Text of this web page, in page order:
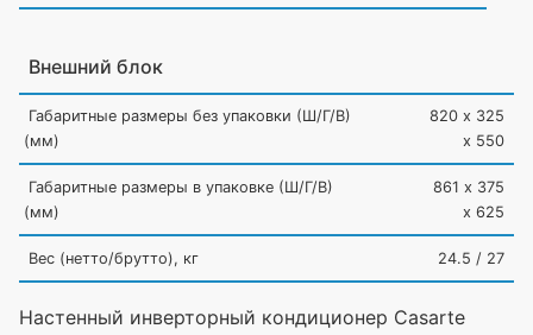
Внешний блок
Габаритные размеры без упаковки (Ш/Г/В)
(мм)
820 х 325
х 550
Габаритные размеры в упаковке (Ш/Г/В)
(мм)
861 х 375
х 625
Вес (нетто/брутто), кг 24.5 / 27
Настенный инверторный кондиционер Casarte